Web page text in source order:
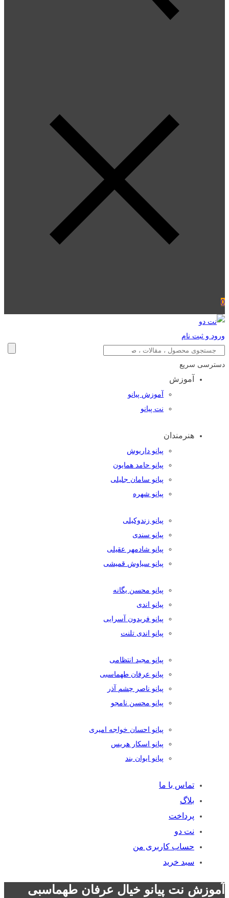
0
ورود و ثبت نام
دسترسی سریع
آموزش
آموزش پیانو
نت پیانو
هنرمندان
پیانو داریوش
پیانو حامد همایون
پیانو سامان جلیلی
پیانو شهره
پیانو زندوکیلی
پیانو سندی
پیانو شادمهر عقیلی
پیانو سیاوش قمیشی
پیانو محسن یگانه
پیانو اندی
پیانو فریدون آسرایی
پیانو اندی تلنت
پیانو مجید انتظامی
پیانو عرفان طهماسبی
پیانو ناصر چشم آذر
پیانو محسن نامجو
پیانو احسان خواجه امیری
پیانو اسکار هریس
پیانو ایوان بند
تماس با ما
بلاگ
پرداخت
نت دو
حساب کاربری من
سبد خرید
آموزش نت پیانو خیال عرفان طهماسبی